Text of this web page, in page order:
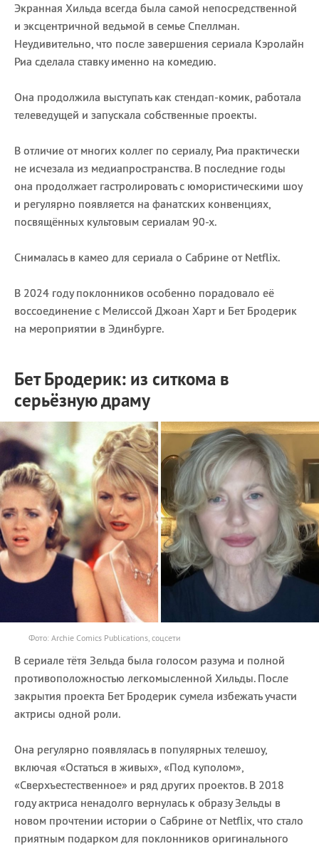
Экранная Хильда всегда была самой непосредственной
и эксцентричной ведьмой в семье Спеллман.
Неудивительно, что после завершения сериала Кэролайн
Риа сделала ставку именно на комедию.
Она продолжила выступать как стендап-комик, работала
телеведущей и запускала собственные проекты.
В отличие от многих коллег по сериалу, Риа практически
не исчезала из медиапространства. В последние годы
она продолжает гастролировать с юмористическими шоу
и регулярно появляется на фанатских конвенциях,
посвящённых культовым сериалам 90-х.
Снималась в камео для сериала о Сабрине от Netflix.
В 2024 году поклонников особенно порадовало её
воссоединение с Мелиссой Джоан Харт и Бет Бродерик
на мероприятии в Эдинбурге.
Бет Бродерик: из ситкома в
серьёзную драму
Фото: Archie Comics Publications, соцсети
В сериале тётя Зельда была голосом разума и полной
противоположностью легкомысленной Хильды. После
закрытия проекта Бет Бродерик сумела избежать участи
актрисы одной роли.
Она регулярно появлялась в популярных телешоу,
включая «Остаться в живых», «Под куполом»,
«Сверхъестественное» и ряд других проектов. В 2018
году актриса ненадолго вернулась к образу Зельды в
новом прочтении истории о Сабрине от Netflix, что стало
приятным подарком для поклонников оригинального